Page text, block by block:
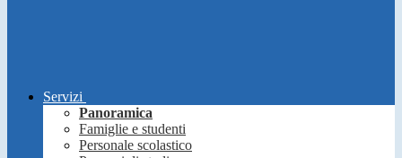
Servizi
Panoramica
Famiglie e studenti
Personale scolastico